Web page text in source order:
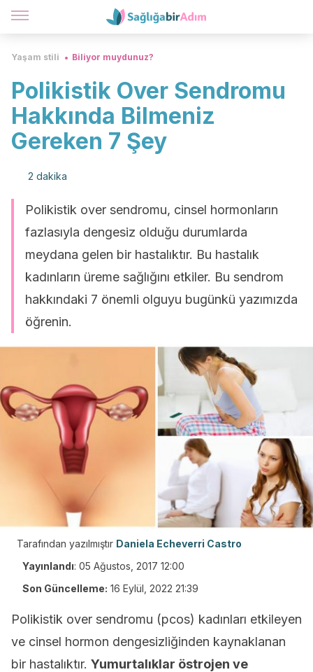
Yaşam stili Biliyor muydunuz?
Polikistik Over Sendromu
Hakkında Bilmeniz
Gereken 7 Şey
2 dakika
Polikistik over sendromu, cinsel hormonların
fazlasıyla dengesiz olduğu durumlarda
meydana gelen bir hastalıktır. Bu hastalık
kadınların üreme sağlığını etkiler. Bu sendrom
hakkındaki 7 önemli olguyu bugünkü yazımızda
öğrenin.
Tarafından yazılmıştır Daniela Echeverri Castro
Yayınlandı: 05 Ağustos, 2017 12:00
Son Güncelleme: 16 Eylül, 2022 21:39
Polikistik over sendromu (pcos) kadınları etkileyen
ve cinsel hormon dengesizliğinden kaynaklanan
bir hastalıktır. Yumurtalıklar östrojen ve